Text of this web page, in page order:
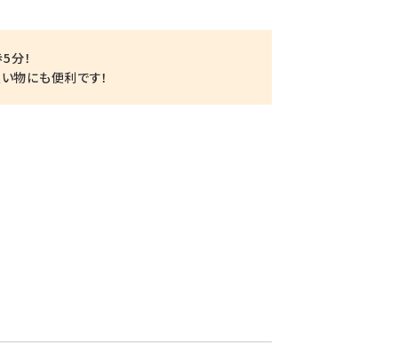
分！
物にも便利です！